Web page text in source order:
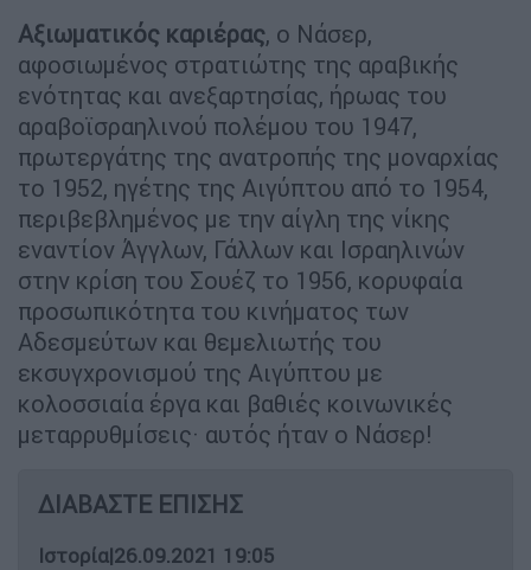
Αξιωματικός καριέρας, ο Νάσερ,
αφοσιωμένος στρατιώτης της αραβικής
ενότητας και ανεξαρτησίας, ήρωας του
αραβοϊσραηλινού πολέμου του 1947,
πρωτεργάτης της ανατροπής της μοναρχίας
το 1952, ηγέτης της Αιγύπτου από το 1954,
περιβεβλημένος με την αίγλη της νίκης
εναντίον Άγγλων, Γάλλων και Ισραηλινών
στην κρίση του Σουέζ το 1956, κορυφαία
προσωπικότητα του κινήματος των
Αδεσμεύτων και θεμελιωτής του
εκσυγχρονισμού της Αιγύπτου με
κολοσσιαία έργα και βαθιές κοινωνικές
μεταρρυθμίσεις· αυτός ήταν ο Νάσερ!
ΔΙΑΒΑΣΤΕ ΕΠΙΣΗΣ
Ιστορία|26.09.2021 19:05